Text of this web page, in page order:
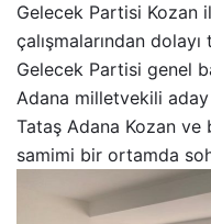
Gelecek Partisi Kozan
çalışmalarından
Gelecek Partisi genel
Adana milletvekili
Tataş Adana Kozan ve
samimi bir ortamda